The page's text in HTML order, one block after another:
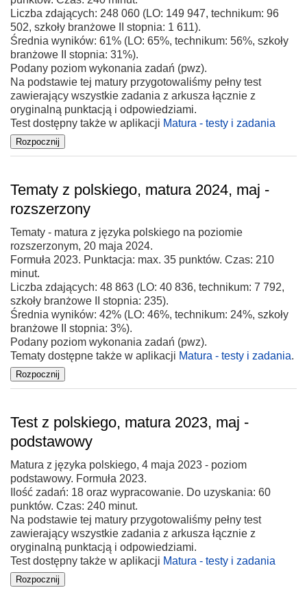
Liczba zdających: 248 060 (LO: 149 947, technikum: 96
502, szkoły branżowe II stopnia: 1 611).
Średnia wyników: 61% (LO: 65%, technikum: 56%, szkoły
branżowe II stopnia: 31%).
Podany poziom wykonania zadań (pwz).
Na podstawie tej matury przygotowaliśmy pełny test
zawierający wszystkie zadania z arkusza łącznie z
oryginalną punktacją i odpowiedziami.
Test dostępny także w aplikacji Matura - testy i zadania
Tematy z polskiego, matura 2024, maj -
rozszerzony
Tematy - matura z języka polskiego na poziomie
rozszerzonym, 20 maja 2024.
Formuła 2023. Punktacja: max. 35 punktów. Czas: 210
minut.
Liczba zdających: 48 863 (LO: 40 836, technikum: 7 792,
szkoły branżowe II stopnia: 235).
Średnia wyników: 42% (LO: 46%, technikum: 24%, szkoły
branżowe II stopnia: 3%).
Podany poziom wykonania zadań (pwz).
Tematy dostępne także w aplikacji Matura - testy i zadania.
Test z polskiego, matura 2023, maj -
podstawowy
Matura z języka polskiego, 4 maja 2023 - poziom
podstawowy. Formuła 2023.
Ilość zadań: 18 oraz wypracowanie. Do uzyskania: 60
punktów. Czas: 240 minut.
Na podstawie tej matury przygotowaliśmy pełny test
zawierający wszystkie zadania z arkusza łącznie z
oryginalną punktacją i odpowiedziami.
Test dostępny także w aplikacji Matura - testy i zadania